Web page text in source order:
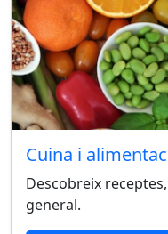
Cuina i
Descobreix
general.